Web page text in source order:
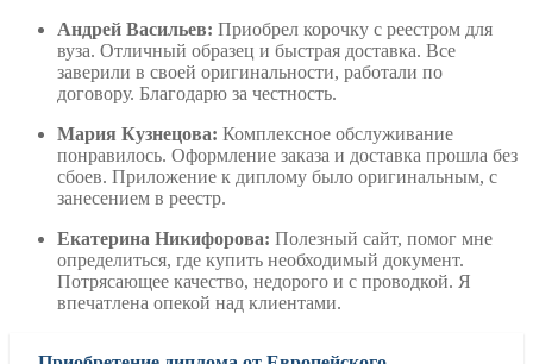
Андрей Васильев: Приобрел корочку с реестром для
вуза. Отличный образец и быстрая доставка. Все
заверили в своей оригинальности, работали по
договору. Благодарю за честность.
Мария Кузнецова: Комплексное обслуживание
понравилось. Оформление заказа и доставка прошла без
сбоев. Приложение к диплому было оригинальным, с
занесением в реестр.
Екатерина Никифорова: Полезный сайт, помог мне
определиться, где купить необходимый документ.
Потрясающее качество, недорого и с проводкой. Я
впечатлена опекой над клиентами.